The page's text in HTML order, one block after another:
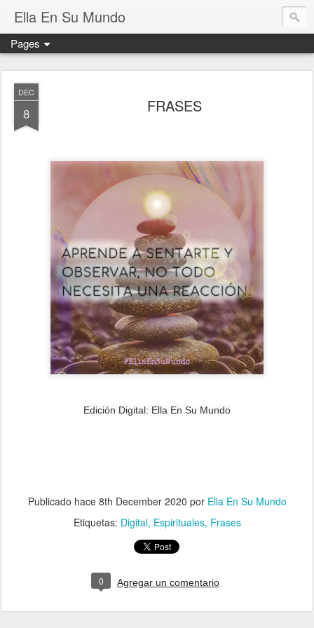
Ella En Su Mundo
Pages
DEC
8 FRASES
Edición Digital: Ella En Su Mundo
Publicado hace 8th December 2020 por Ella En Su Mundo
Etiquetas: Digital Espirituales Frases
0 Agregar un comentario